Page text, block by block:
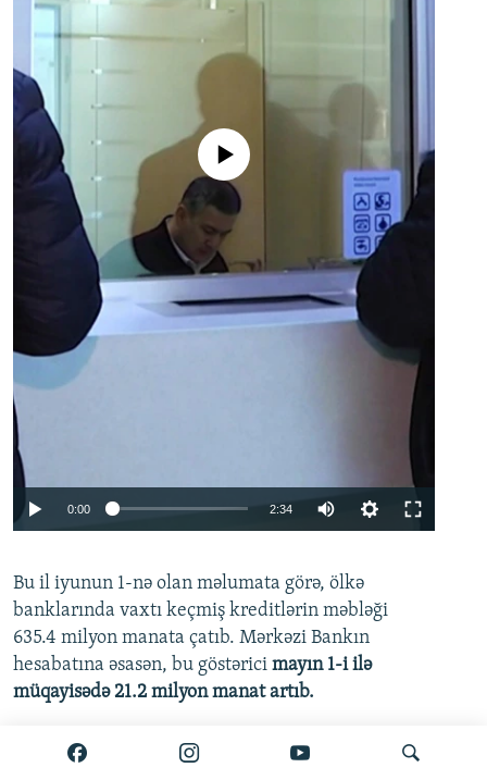
No media source currently available
0:00 2:34
360p
480p
720p
Bu il iyunun 1-nə olan məlumata görə, ölkə
banklarında vaxtı keçmiş kreditlərin məbləği
635.4 milyon manata çatıb. Mərkəzi Bankın
hesabatına əsasən, bu göstərici mayın 1-i ilə
müqayisədə 21.2 milyon manat artıb.